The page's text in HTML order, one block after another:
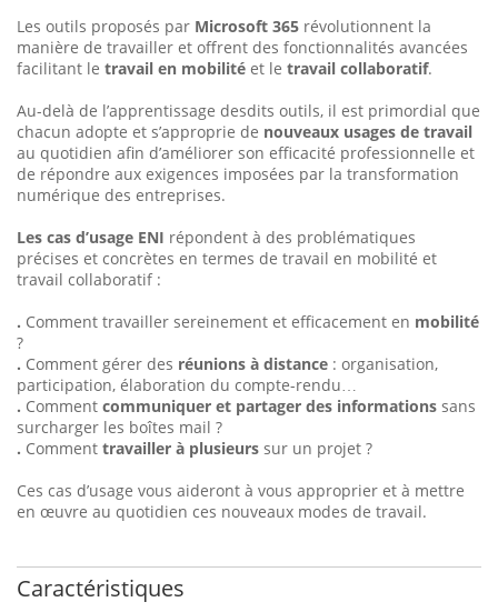
Les outils proposés par Microsoft 365 révolutionnent la
manière de travailler et offrent des fonctionnalités avancées
facilitant le travail en mobilité et le travail collaboratif.
Au-delà de l’apprentissage desdits outils, il est primordial que
chacun adopte et s’approprie de nouveaux usages de travail
au quotidien afin d’améliorer son efficacité professionnelle et
de répondre aux exigences imposées par la transformation
numérique des entreprises.
Les cas d’usage ENI répondent à des problématiques
précises et concrètes en termes de travail en mobilité et
travail collaboratif :
. Comment travailler sereinement et efficacement en mobilité
?
. Comment gérer des réunions à distance : organisation,
participation, élaboration du compte-rendu…
. Comment communiquer et partager des informations sans
surcharger les boîtes mail ?
. Comment travailler à plusieurs sur un projet ?
Ces cas d’usage vous aideront à vous approprier et à mettre
en œuvre au quotidien ces nouveaux modes de travail.
Caractéristiques